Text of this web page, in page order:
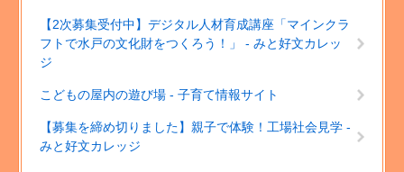
【2次募集受付中】デジタル人材育成講座「マインクラ
フトで水戸の文化財をつくろう！」 - みと好文カレッ
ジ
こどもの屋内の遊び場 - 子育て情報サイト
【募集を締め切りました】親子で体験！工場社会見学 -
みと好文カレッジ